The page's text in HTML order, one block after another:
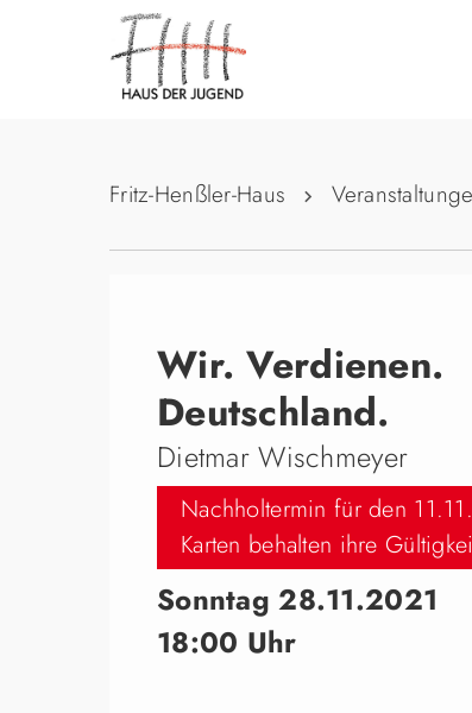
Fritz-Henßler-Haus
Wir. Verdienen.
Deutschland.
Dietmar Wischmeyer
Nachholtermin für den
Karten behalten ihre
Sonntag 28.11.2021
18:00 Uhr